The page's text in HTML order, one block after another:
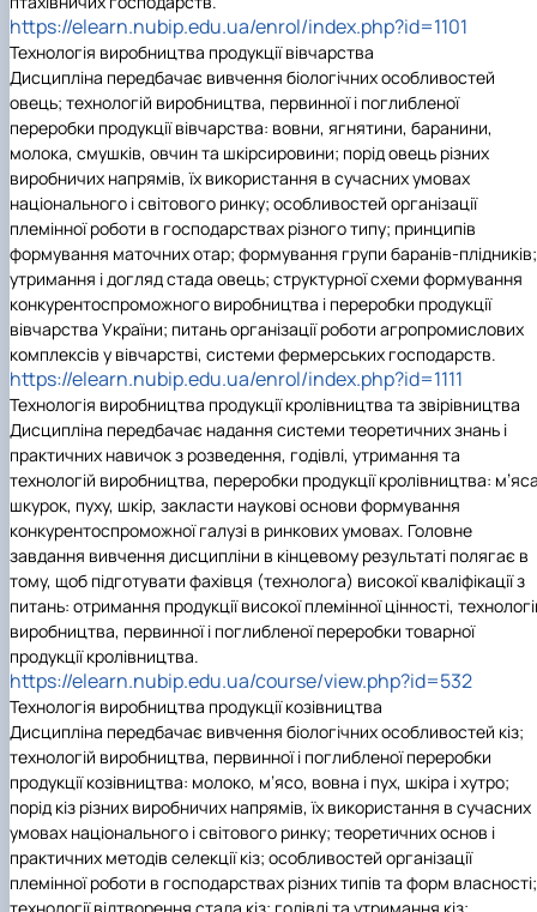
https://elearn.nubip.edu.ua/enrol/index.php?id=1101
Технологія виробництва продукції вівчарства
Дисципліна передбачає вивчення біологічних особливостей
овець; технологій виробництва, первинної і поглибленої
переробки продукції вівчарства: вовни, ягнятини, баранини,
молока, смушків, овчин та шкірсировини; порід овець різних
виробничих напрямів, їх використання в сучасних умовах
національного і світового ринку; особливостей організації
племінної роботи в господарствах різного типу; принципів
формування маточних отар; формування групи баранів-плідників;
утримання і догляд стада овець; структурної схеми формування
конкурентоспроможного виробництва і переробки продукції
вівчарства України; питань організації роботи агропромислових
комплексів у вівчарстві, системи фермерських господарств.
https://elearn.nubip.edu.ua/enrol/index.php?id=1111
Технологія виробництва продукції кролівництва та звірівництва
Дисципліна передбачає надання системи теоретичних знань і
практичних навичок з розведення, годівлі, утримання та
технологій виробництва, переробки продукції кролівництва:
шкурок, пуху, шкір, закласти наукові основи формування
конкурентоспроможної галузі в ринкових умовах. Головне
завдання вивчення дисципліни в кінцевому результаті полягає в
тому, щоб підготувати фахівця (технолога) високої кваліфікації з
питань: отримання продукції високої племінної цінності,
виробництва, первинної і поглибленої переробки товарної
продукції кролівництва.
https://elearn.nubip.edu.ua/course/view.php?id=532
Технологія виробництва продукції козівництва
Дисципліна передбачає вивчення біологічних особливостей кіз;
технологій виробництва, первинної і поглибленої переробки
продукції козівництва: молоко, м’ясо, вовна і пух, шкіра і хутро;
порід кіз різних виробничих напрямів, їх використання в сучасних
умовах національного і світового ринку; теоретичних основ і
практичних методів селекції кіз; особливостей організації
племінної роботи в господарствах різних типів та форм власності;